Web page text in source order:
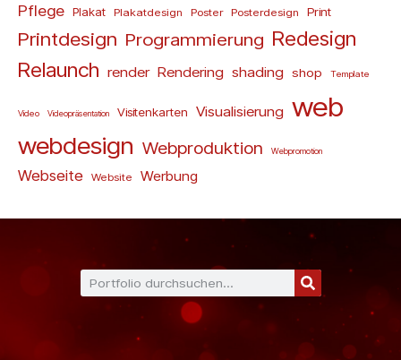
Pflege Plakat Plakatdesign Poster Posterdesign Print
Printdesign Programmierung Redesign
Relaunch render Rendering shading shop Template
Video Videopräsentation Visitenkarten Visualisierung web
webdesign Webproduktion Webpromotion
Webseite Website Werbung